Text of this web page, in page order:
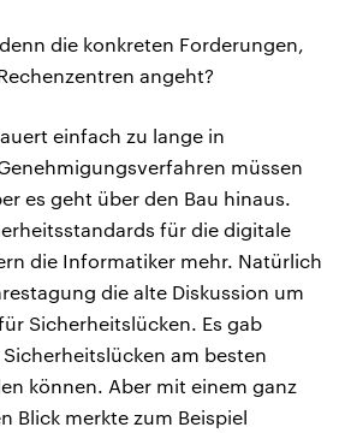
die konkreten Forderungen,
angeht?
einfach zu lange in
müssen
es geht über den Bau hinaus.
für die digitale
die Informatiker mehr. Natürlich
die alte Diskussion um
Sicherheitslücken. Es gab
am besten
können. Aber mit einem ganz
Blick merkte zum Beispiel